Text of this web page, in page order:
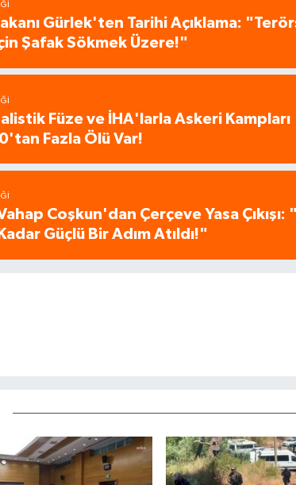
Gürlek'ten Tarihi Açıklama:
Şafak Sökmek Üzere!"
Füze ve İHA'larla Askeri Kampları
Fazla Ölü Var!
Coşkun'dan Çerçeve Yasa Çıkışı:
Güçlü Bir Adım Atıldı!"